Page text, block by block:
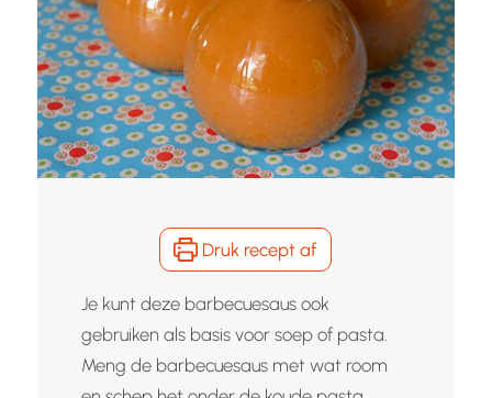
Druk recept af
Je kunt deze barbecuesaus ook
gebruiken als basis voor soep of pasta.
Meng de barbecuesaus met wat room